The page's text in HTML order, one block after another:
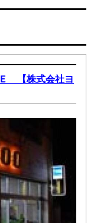
【株式会社ヨ